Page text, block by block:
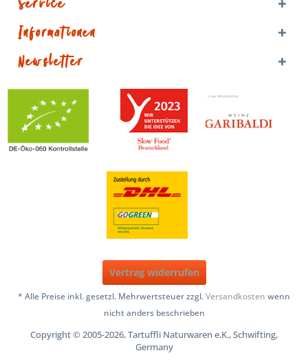
Service
Informationen
Newsletter
Vertrag widerrufen
* Alle Preise inkl. gesetzl. Mehrwertsteuer zzgl.Versandkosten wenn
nicht anders beschrieben
Copyright © 2005-2026, Tartuffli Naturwaren e.K., Schwifting,
Germany